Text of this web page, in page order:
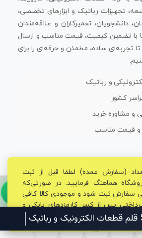
تجهیزات رباتیک و ابزارهای تخصصی،
دانشجویان، تعمیرکاران و علاقه‌مندان
با تضمین کیفیت، قیمت مناسب و ارسال
تجربه‌ای ساده، مطمئن و حرفه‌ای را برای
و رباتیک
کشور
و مشاوره خرید
و قیمت مناسب
تخصصی قم الکترونیک محفوظ می‌باشد.
(سفارش عمده) لطفا قبل از ثبت
هماهنگ فرمایید. در صورتی‌که
سفارش ثبت شود و موجودی کالا کافی
پس از کسر کارمزدهای بانکی و
شما بازگشت داده خواهد شد.